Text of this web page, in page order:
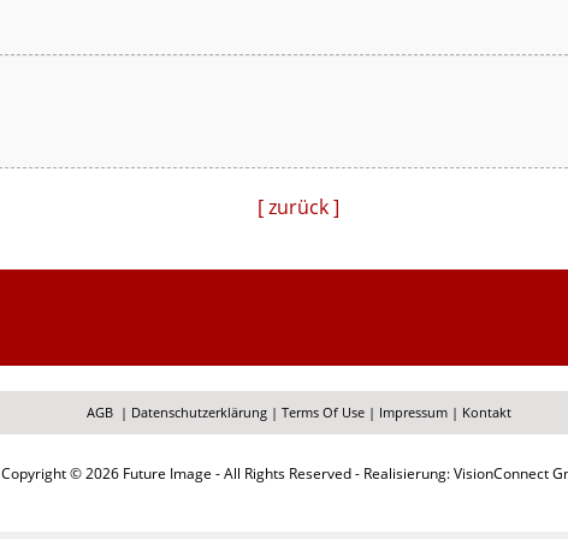
[ zurück ]
AGB | Datenschutzerklärung| Terms Of Use| Impressum| Kontakt
Copyright © 2026 Future Image - All Rights Reserved - Realisierung: VisionConnect